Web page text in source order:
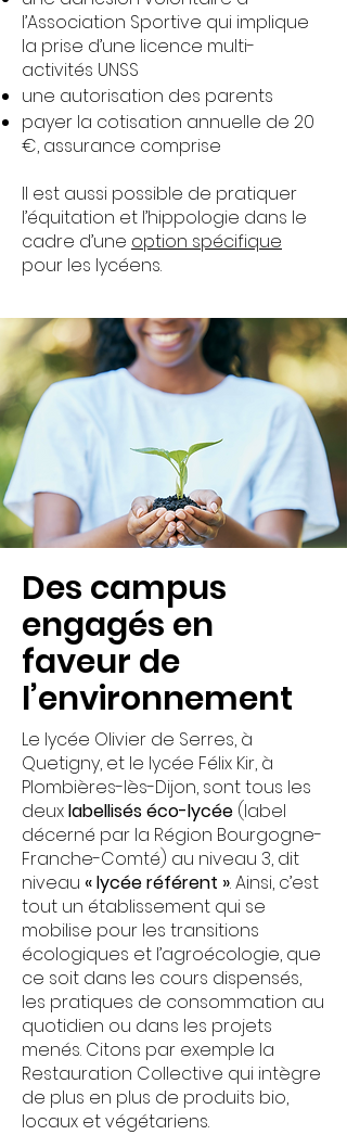
l’Association Sportive qui implique
la prise d’une licence multi-
activités UNSS
une autorisation des parents
payer la cotisation annuelle de 20
€, assurance comprise
Il est aussi possible de pratiquer
l’équitation et l’hippologie dans le
cadre d’une option spécifique
pour les lycéens.
Des campus
engagés en
faveur de
l’environnement
Le lycée Olivier de Serres, à
Quetigny, et le lycée Félix Kir, à
Plombières-lès-Dijon, sont tous les
deuxlabellisés éco-lycée (label
décerné par la Région Bourgogne-
Franche-Comté) au niveau 3, dit
niveau « lycée référent ». Ainsi, c’est
tout un établissement qui se
mobilise pour les transitions
écologiques et l’agroécologie, que
ce soit dans les cours dispensés,
les pratiques de consommation au
quotidien ou dans les projets
menés. Citons par exemple la
Restauration Collective qui intègre
de plus en plus de produits bio,
locaux et végétariens.